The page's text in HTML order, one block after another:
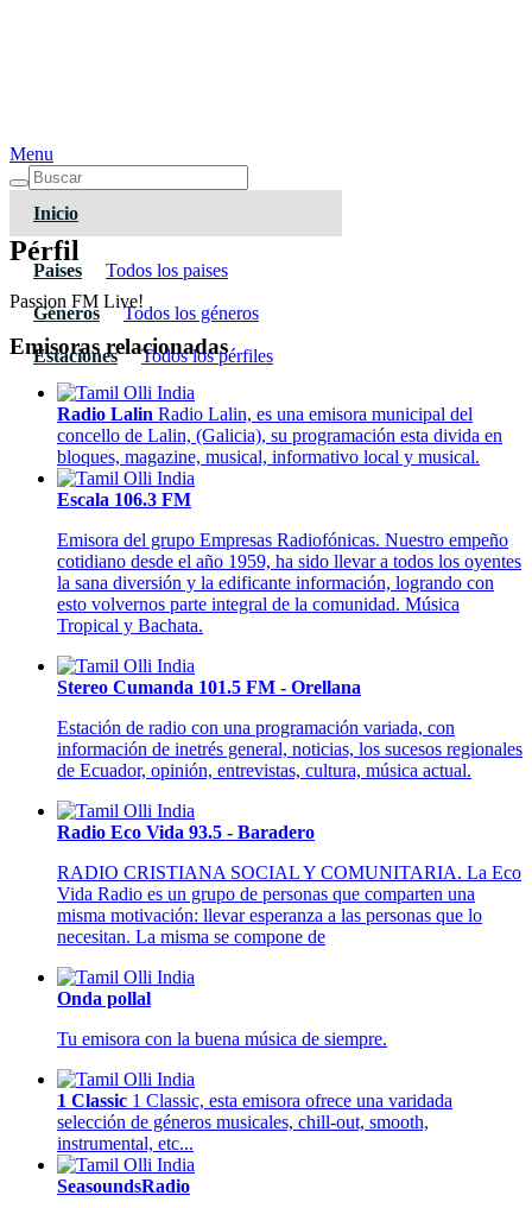
Menu
Inicio
Paises Todos los paises
Géneros Todos los géneros
Estaciones Todos los pérfiles
Pérfil
Passion FM Live!
Emisoras relacionadas
Radio Lalin Radio Lalin, es una emisora municipal del
concello de Lalin, (Galicia), su programación esta divida en
bloques, magazine, musical, informativo local y musical.
Escala 106.3 FM
Emisora del grupo Empresas Radiofónicas. Nuestro empeño
cotidiano desde el año 1959, ha sido llevar a todos los oyentes
la sana diversión y la edificante información, logrando con
esto volvernos parte integral de la comunidad. Música
Tropical y Bachata.
Stereo Cumanda 101.5 FM - Orellana
Estación de radio con una programación variada, con
información de inetrés general, noticias, los sucesos regionales
de Ecuador, opinión, entrevistas, cultura, música actual.
Radio Eco Vida 93.5 - Baradero
RADIO CRISTIANA SOCIAL Y COMUNITARIA. La Eco
Vida Radio es un grupo de personas que comparten una
misma motivación: llevar esperanza a las personas que lo
necesitan. La misma se compone de
Onda pollal
Tu emisora con la buena música de siempre.
1 Classic 1 Classic, esta emisora ofrece una varidada
selección de géneros musicales, chill-out, smooth,
instrumental, etc...
SeasoundsRadio